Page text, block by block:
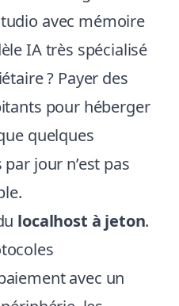
avec mémoire
IA très spécialisé
? Payer des
pour héberger
quelques
jour n’est pas
localhost à jeton.
avec un